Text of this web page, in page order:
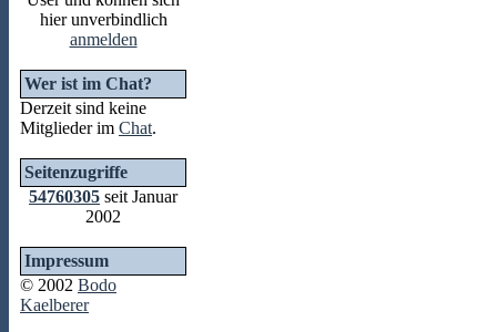
hier unverbindlich
anmelden
Wer ist im Chat?
Derzeit sind keine
Mitglieder im Chat.
Seitenzugriffe
54760305 seit Januar
2002
Impressum
© 2002 Bodo
Kaelberer